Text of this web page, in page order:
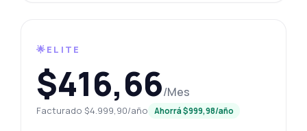
🌟ELITE
$416,66/Mes
Facturado $4.999,90/año Ahorrá $999,98/año